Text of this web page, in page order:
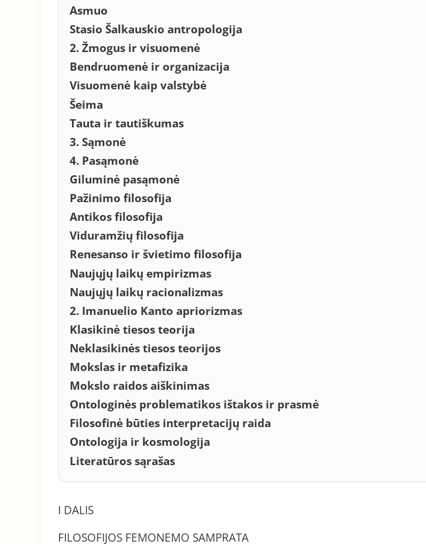
Asmuo
Stasio Šalkauskio antropologija
2. Žmogus ir visuomenė
Bendruomenė ir organizacija
Visuomenė kaip valstybė
Šeima
Tauta ir tautiškumas
3. Sąmonė
4. Pasąmonė
Giluminė pasąmonė
Pažinimo filosofija
Antikos filosofija
Viduramžių filosofija
Renesanso ir švietimo filosofija
Naujųjų laikų empirizmas
Naujųjų laikų racionalizmas
2. Imanuelio Kanto apriorizmas
Klasikinė tiesos teorija
Neklasikinės tiesos teorijos
Mokslas ir metafizika
Mokslo raidos aiškinimas
Ontologinės problematikos ištakos ir prasmė
Filosofinė būties interpretacijų raida
Ontologija ir kosmologija
Literatūros sąrašas
I DALIS
FILOSOFIJOS FEMONEMO SAMPRATA